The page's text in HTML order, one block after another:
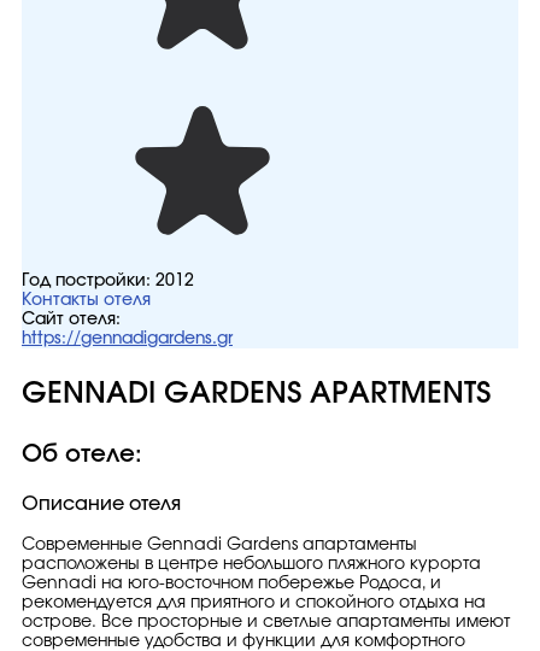
Год постройки: 2012
Контакты отеля
Сайт отеля:
https://gennadigardens.gr
GENNADI GARDENS APARTMENTS
Об отеле:
Описание отеля
Современные Gennadi Gardens апартаменты
расположены в центре небольшого пляжного курорта
Gennadi на юго-восточном побережье Родоса, и
рекомендуется для приятного и спокойного отдыха на
острове. Все просторные и светлые апартаменты имеют
современные удобства и функции для комфортного